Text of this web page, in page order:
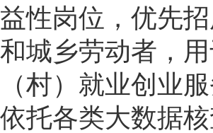
益性岗位，优先
和城乡劳动者，
（村）就业创业
依托各类大数据